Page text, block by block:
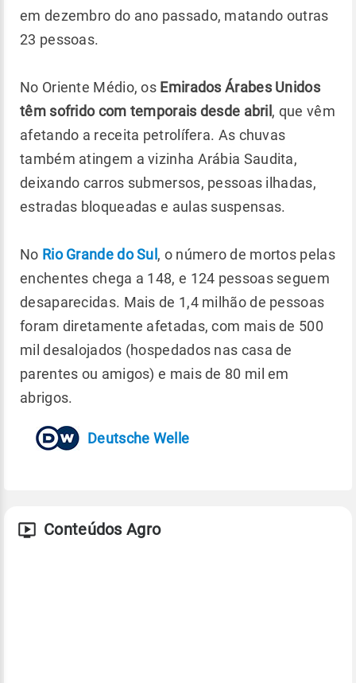
em dezembro do ano passado, matando outras
23 pessoas.
No Oriente Médio, os Emirados Árabes Unidos
têm sofrido com temporais desde abril , que vêm
afetando a receita petrolífera. As chuvas
também atingem a vizinha Arábia Saudita,
deixando carros submersos, pessoas ilhadas,
estradas bloqueadas e aulas suspensas.
No Rio Grande do Sul , o número de mortos pelas
enchentes chega a 148, e 124 pessoas seguem
desaparecidas. Mais de 1,4 milhão de pessoas
foram diretamente afetadas, com mais de 500
mil desalojados (hospedados nas casa de
parentes ou amigos) e mais de 80 mil em
abrigos.
Deutsche Welle
Conteúdos Agro